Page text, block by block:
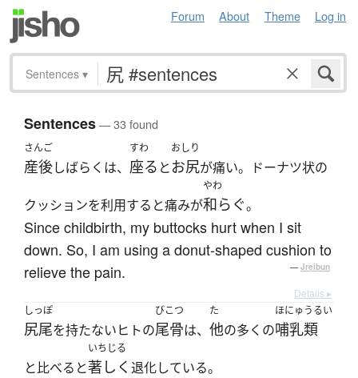
Forum About Theme Log in
Sentences ▾
Sentences— 33 found
さんご
産後しばらくは、
すわ
座る と
おしり
お尻が痛い。ドーナツ状の
クッションを利用すると痛みが
やわ
和らぐ。
Since childbirth, my buttocks hurt when I sit
down. So, I am using a donut-shaped cushion to
relieve the pain.
— Jreibun
Details ▸
しっぽ
尻尾を持たないヒトの
びこつ
尾骨は、
た
他の多くの
ほにゅうるい
哺乳類
と比べると
いちじる
著しく 退化している。